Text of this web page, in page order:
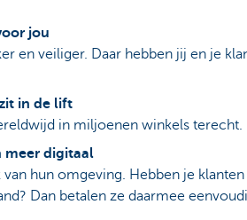
jou
en veiliger. Daar hebben jij en je
in de lift
in miljoenen winkels terecht.
meer digitaal
hun omgeving. Hebben je
Dan betalen ze daarmee